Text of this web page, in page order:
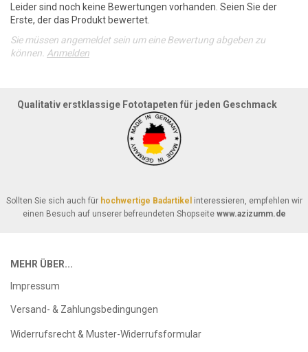
Leider sind noch keine Bewertungen vorhanden. Seien Sie der
Erste, der das Produkt bewertet.
Sie müssen angemeldet sein um eine Bewertung abgeben zu
können. Anmelden
Qualitativ erstklassige Fototapeten für jeden Geschmack
Sollten Sie sich auch für hochwertige Badartikel interessieren, empfehlen wir
einen Besuch auf unserer befreundeten Shopseite www.azizumm.de
MEHR ÜBER...
Impressum
Versand- & Zahlungsbedingungen
Widerrufsrecht & Muster-Widerrufsformular